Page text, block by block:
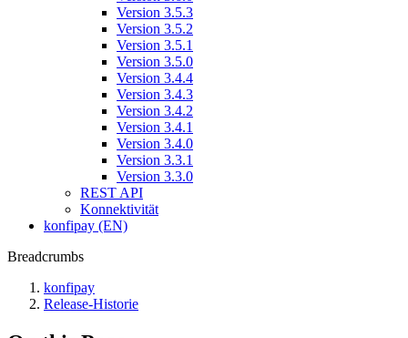
Version 3.5.3
Version 3.5.2
Version 3.5.1
Version 3.5.0
Version 3.4.4
Version 3.4.3
Version 3.4.2
Version 3.4.1
Version 3.4.0
Version 3.3.1
Version 3.3.0
REST API
Konnektivität
konfipay (EN)
Breadcrumbs
konfipay
Release-Historie